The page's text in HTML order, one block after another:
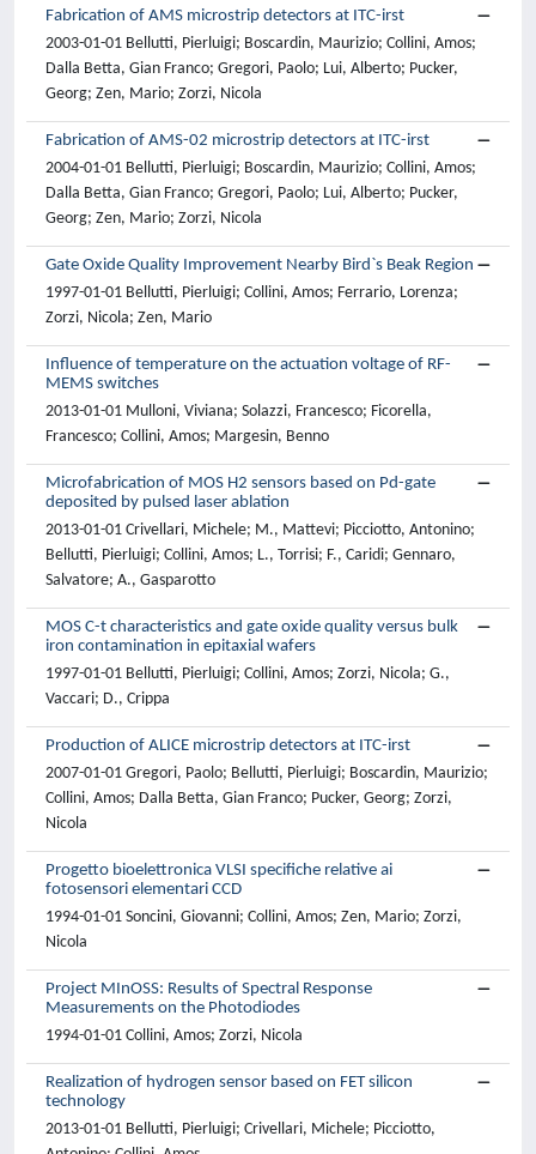
Fabrication of AMS microstrip detectors at ITC-irst
2003-01-01 Bellutti, Pierluigi; Boscardin, Maurizio; Collini, Amos;
Dalla Betta, Gian Franco; Gregori, Paolo; Lui, Alberto; Pucker,
Georg; Zen, Mario; Zorzi, Nicola
Fabrication of AMS-02 microstrip detectors at ITC-irst
2004-01-01 Bellutti, Pierluigi; Boscardin, Maurizio; Collini, Amos;
Dalla Betta, Gian Franco; Gregori, Paolo; Lui, Alberto; Pucker,
Georg; Zen, Mario; Zorzi, Nicola
Gate Oxide Quality Improvement Nearby Bird`s Beak Region
1997-01-01 Bellutti, Pierluigi; Collini, Amos; Ferrario, Lorenza;
Zorzi, Nicola; Zen, Mario
Influence of temperature on the actuation voltage of RF-
MEMS switches
2013-01-01 Mulloni, Viviana; Solazzi, Francesco; Ficorella,
Francesco; Collini, Amos; Margesin, Benno
Microfabrication of MOS H2 sensors based on Pd-gate
deposited by pulsed laser ablation
2013-01-01 Crivellari, Michele; M., Mattevi; Picciotto, Antonino;
Bellutti, Pierluigi; Collini, Amos; L., Torrisi; F., Caridi; Gennaro,
Salvatore; A., Gasparotto
MOS C-t characteristics and gate oxide quality versus bulk
iron contamination in epitaxial wafers
1997-01-01 Bellutti, Pierluigi; Collini, Amos; Zorzi, Nicola; G.,
Vaccari; D., Crippa
Production of ALICE microstrip detectors at ITC-irst
2007-01-01 Gregori, Paolo; Bellutti, Pierluigi; Boscardin, Maurizio;
Collini, Amos; Dalla Betta, Gian Franco; Pucker, Georg; Zorzi,
Nicola
Progetto bioelettronica VLSI specifiche relative ai
fotosensori elementari CCD
1994-01-01 Soncini, Giovanni; Collini, Amos; Zen, Mario; Zorzi,
Nicola
Project MInOSS: Results of Spectral Response
Measurements on the Photodiodes
1994-01-01 Collini, Amos; Zorzi, Nicola
Realization of hydrogen sensor based on FET silicon
technology
2013-01-01 Bellutti, Pierluigi; Crivellari, Michele; Picciotto,